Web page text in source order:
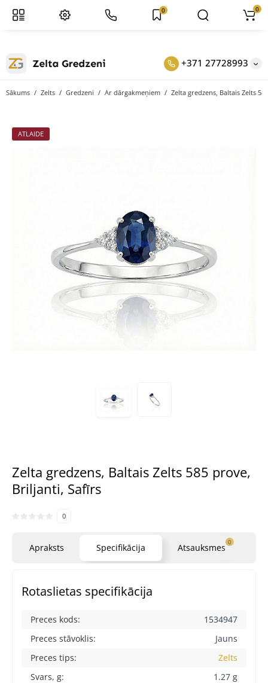
+371 27728993
0 0
Sākums Zelts Gredzeni Ar dārgakmeņiem Zelta gredzens, Baltais Zelts
ATLAIDE
Zelta gredzens, Baltais Zelts 585 prove,
Briljanti, Safīrs
0
Apraksts Specifikācija Atsauksmes 0
Rotaslietas specifikācija
Preces kods:
1534947
Preces stāvoklis:
Jauns
Preces tips:
Zelts
Svars, g:
1.27 g